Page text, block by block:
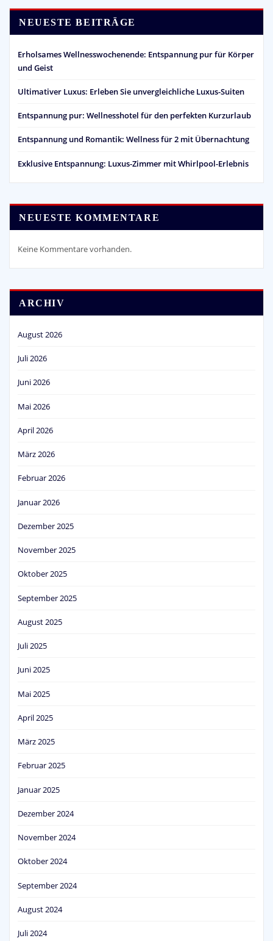
NEUESTE BEITRÄGE
Erholsames Wellnesswochenende: Entspannung pur für Körper
und Geist
Ultimativer Luxus: Erleben Sie unvergleichliche Luxus-Suiten
Entspannung pur: Wellnesshotel für den perfekten Kurzurlaub
Entspannung und Romantik: Wellness für 2 mit Übernachtung
Exklusive Entspannung: Luxus-Zimmer mit Whirlpool-Erlebnis
NEUESTE KOMMENTARE
Keine Kommentare vorhanden.
ARCHIV
August 2026
Juli 2026
Juni 2026
Mai 2026
April 2026
März 2026
Februar 2026
Januar 2026
Dezember 2025
November 2025
Oktober 2025
September 2025
August 2025
Juli 2025
Juni 2025
Mai 2025
April 2025
März 2025
Februar 2025
Januar 2025
Dezember 2024
November 2024
Oktober 2024
September 2024
August 2024
Juli 2024